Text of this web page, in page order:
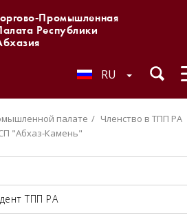
Промышленная
Республики
RU
палате
Членство в ТПП РА
"Абхаз-Камень"
ТПП РА